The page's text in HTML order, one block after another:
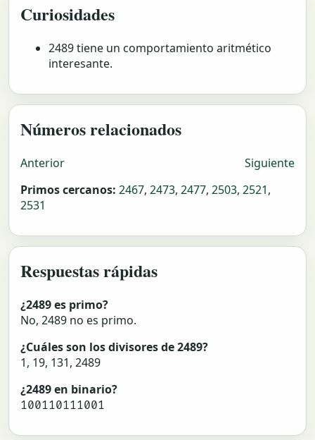
Curiosidades
2489 tiene un comportamiento aritmético
interesante.
Números relacionados
Anterior
Siguiente
Primos cercanos: 2467, 2473, 2477, 2503, 2521,
2531
Respuestas rápidas
¿2489 es primo?
No, 2489 no es primo.
¿Cuáles son los divisores de 2489?
1, 19, 131, 2489
¿2489 en binario?
100110111001